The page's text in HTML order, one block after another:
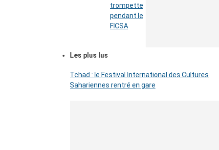
trompette
pendant le
FICSA
Les plus lus
Tchad : le Festival International des Cultures
Sahariennes rentré en gare